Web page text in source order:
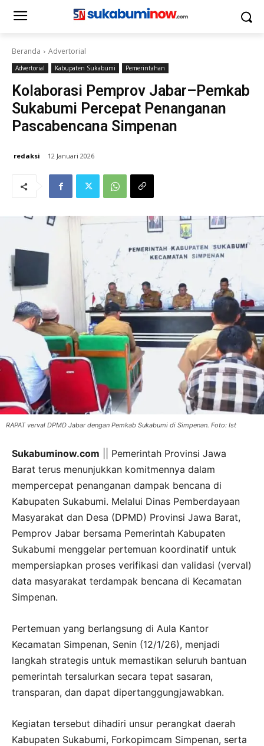
Beranda Advertorial
Advertorial Kabupaten Sukabumi Pemerintahan
Kolaborasi Pemprov Jabar–Pemkab
Sukabumi Percepat Penanganan
Pascabencana Simpenan
redaksi 12 Januari 2026
RAPAT verval DPMD Jabar dengan Pemkab Sukabumi di Simpenan. Foto: Ist
Sukabuminow.com || Pemerintah Provinsi Jawa
Barat terus menunjukkan komitmennya dalam
mempercepat penanganan dampak bencana di
Kabupaten Sukabumi. Melalui Dinas Pemberdayaan
Masyarakat dan Desa (DPMD) Provinsi Jawa Barat,
Pemprov Jabar bersama Pemerintah Kabupaten
Sukabumi menggelar pertemuan koordinatif untuk
mempersiapkan proses verifikasi dan validasi (verval)
data masyarakat terdampak bencana di Kecamatan
Simpenan.
Pertemuan yang berlangsung di Aula Kantor
Kecamatan Simpenan, Senin (12/1/26), menjadi
langkah strategis untuk memastikan seluruh bantuan
pemerintah tersalurkan secara tepat sasaran,
transparan, dan dapat dipertanggungjawabkan.
Kegiatan tersebut dihadiri unsur perangkat daerah
Kabupaten Sukabumi, Forkopimcam Simpenan, serta